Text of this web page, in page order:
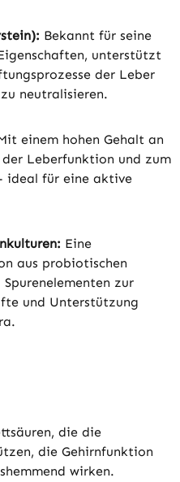
Bekannt für seine
unterstützt
der Leber
neutralisieren.
einem hohen Gehalt an
Leberfunktion und zum
ideal für eine aktive
Eine
aus probiotischen
zur
und Unterstützung
die die
die Gehirnfunktion
wirken.